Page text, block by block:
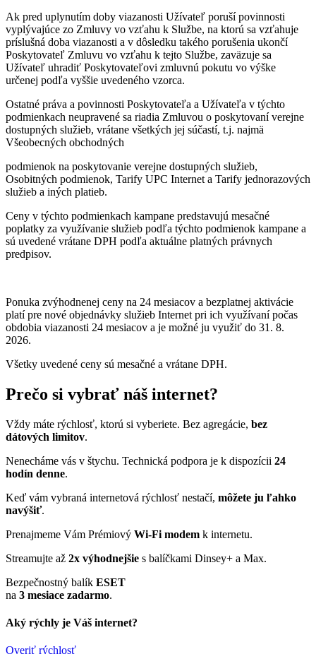
Ak pred uplynutím doby viazanosti Užívateľ poruší povinnosti
vyplývajúce zo Zmluvy vo vzťahu k Službe, na ktorú sa vzťahuje
príslušná doba viazanosti a v dôsledku takého porušenia ukončí
Poskytovateľ Zmluvu vo vzťahu k tejto Službe, zaväzuje sa
Užívateľ uhradiť Poskytovateľovi zmluvnú pokutu vo výške
určenej podľa vyššie uvedeného vzorca.
Ostatné práva a povinnosti Poskytovateľa a Užívateľa v týchto
podmienkach neupravené sa riadia Zmluvou o poskytovaní verejne
dostupných služieb, vrátane všetkých jej súčastí, t.j. najmä
Všeobecných obchodných
podmienok na poskytovanie verejne dostupných služieb,
Osobitných podmienok, Tarify UPC Internet a Tarify jednorazových
služieb a iných platieb.
Ceny v týchto podmienkach kampane predstavujú mesačné
poplatky za využívanie služieb podľa týchto podmienok kampane a
sú uvedené vrátane DPH podľa aktuálne platných právnych
predpisov.
Ponuka zvýhodnenej ceny na 24 mesiacov a bezplatnej aktivácie
platípre nové objednávky služieb Internet pri ich využívaní počas
obdobia viazanosti 24 mesiacov a je možné ju využiť do 31. 8.
2026.
Všetky uvedené ceny sú mesačné a vrátane DPH.
Prečo si vybrať náš internet?
Vždy máte rýchlosť, ktorú si vyberiete. Bez agregácie, bez
dátových limitov.
Nenecháme vás v štychu. Technická podpora je k dispozícii 24
hodín denne.
Keď vám vybraná internetová rýchlosť nestačí, môžete ju ľahko
navýšiť.
Prenajmeme Vám Prémiový Wi-Fi modem k internetu.
Streamujte až 2x výhodnejšie s balíčkami Dinsey+ a Max.
Bezpečnostný balík ESET
na 3 mesiace zadarmo.
Aký rýchly je Váš internet?
Overiť rýchlosť